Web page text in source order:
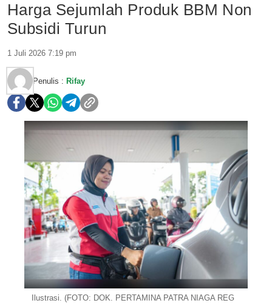
Harga Sejumlah Produk BBM Non
Subsidi Turun
1 Juli 2026 7:19 pm
Penulis : Rifay
Ilustrasi. (FOTO: DOK. PERTAMINA PATRA NIAGA REG